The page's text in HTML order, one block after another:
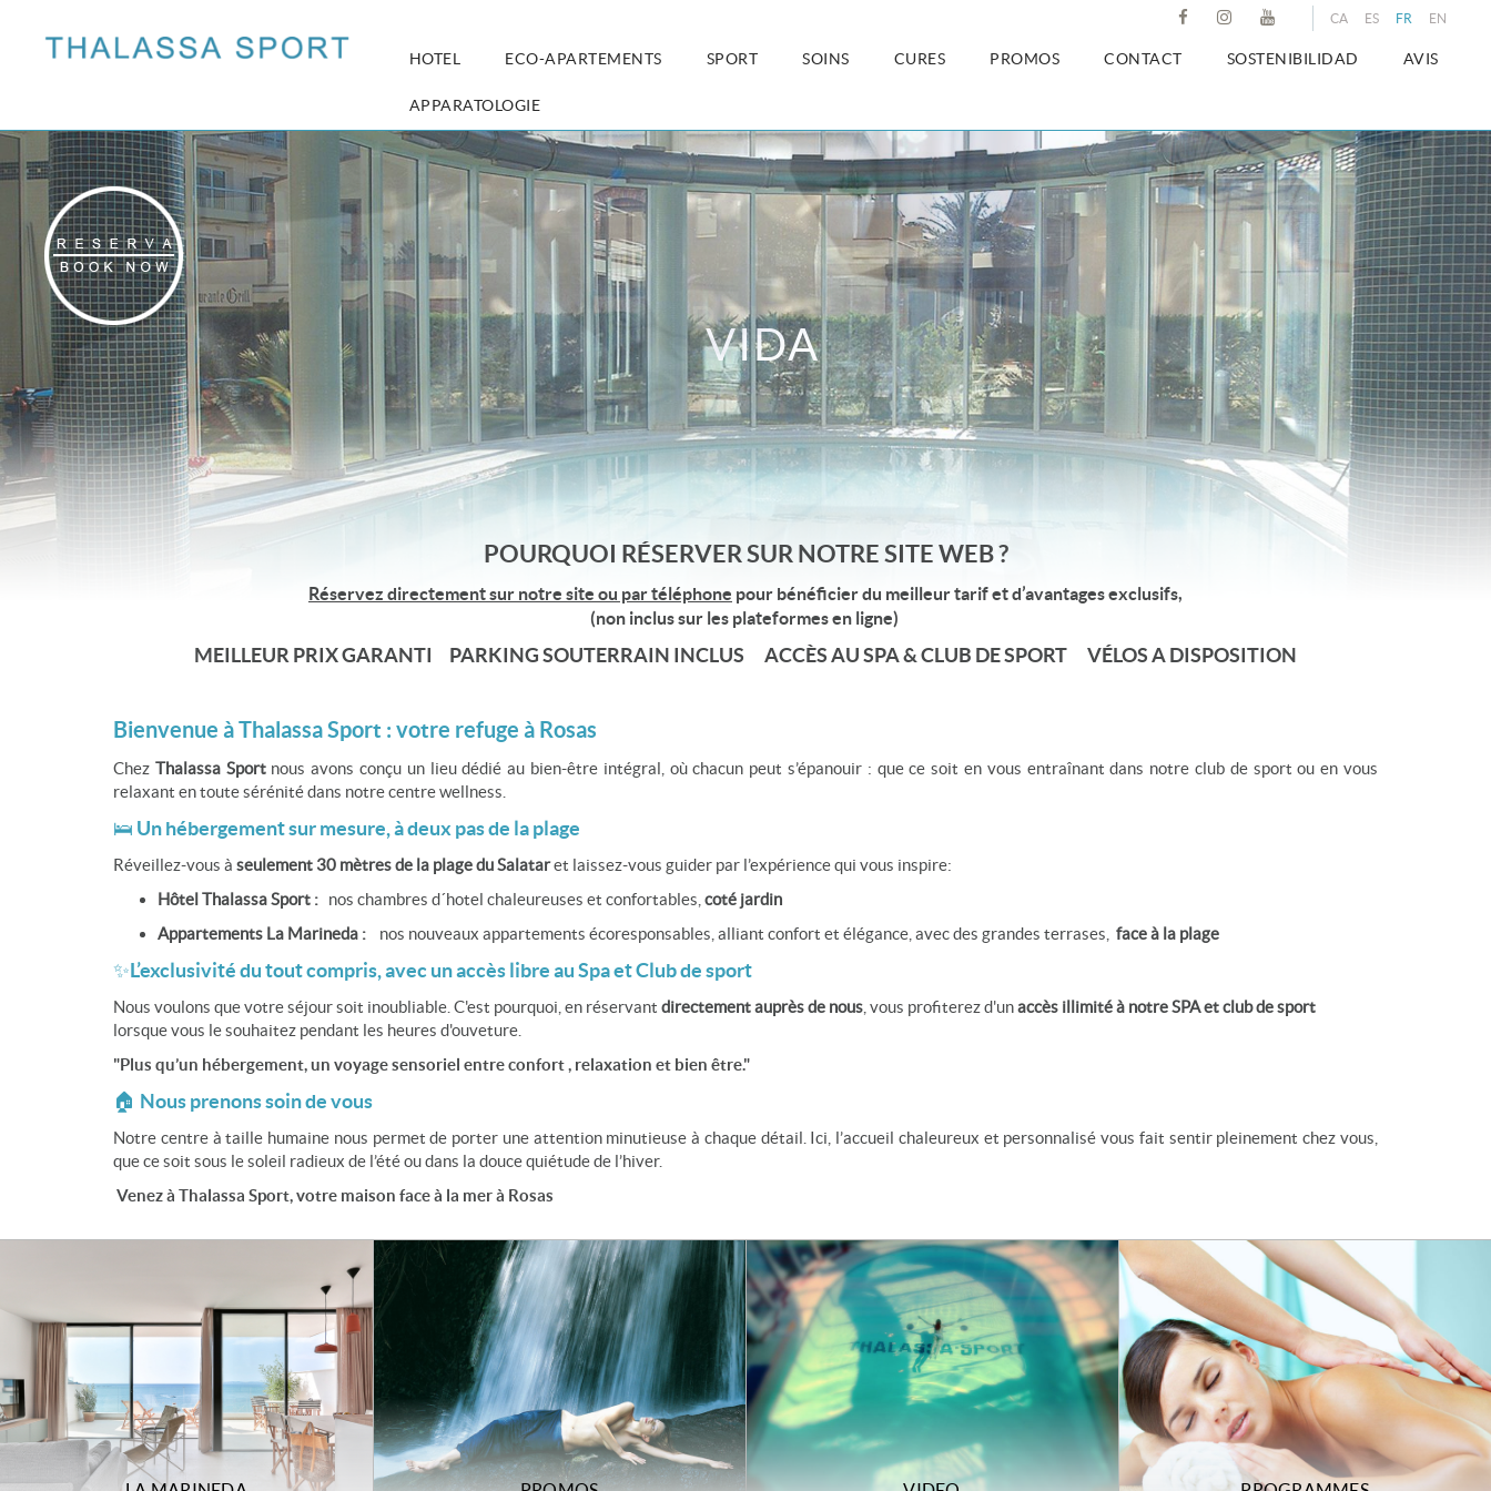
CA ES FR EN
HOTEL ECO-APARTEMENTS SPORT SOINS CURES PROMOS CONTACT SOSTENIBILIDAD AVIS
APPARATOLOGIE
VIDA
RELAX
POURQUOI RÉSERVER SUR NOTRE SITE WEB ?
Réservez directement sur notre site ou par téléphone pour bénéficier du meilleur tarif et d’avantages exclusifs,
(non inclus sur les plateformes en ligne)
MEILLEUR PRIX GARANTI PARKING SOUTERRAIN INCLUS ACCÈS AU SPA & CLUB DE SPORT VÉLOS A DISPOSITION
Bienvenue à Thalassa Sport : votre refuge à Rosas
Chez Thalassa Sport nous avons conçu un lieu dédié au bien-être intégral, où chacun peut s’épanouir : que ce soit en vous entraînant dans notre club de sport ou en vous
relaxant en toute sérénité dans notre centre wellness.
🛌 Un hébergement sur mesure, à deux pas de la plage
Réveillez-vous à seulement 30 mètres de la plage du Salataret laissez-vous guider par l’expérience qui vous inspire:
Hôtel Thalassa Sport : nos chambres d´hotel chaleureuses et confortables, coté jardin
Appartements La Marineda : nos nouveaux appartements écoresponsables, alliant confort et élégance, avec des grandes terrases, face à la plage
✨L’exclusivité du tout compris, avec un accès libre au Spa et Club de sport
Nous voulons que votre séjour soit inoubliable. C'est pourquoi, en réservant directement auprès de nous , vous profiterez d'unaccès illimité à notre SPA et club de sport
lorsque vous le souhaitez pendant les heures d'ouveture.
"Plus qu’un hébergement, un voyage sensoriel entre confort , relaxation et bien être."
🏠 Nous prenons soin de vous
Notre centre à taille humaine nous permet de porter une attention minutieuse à chaque détail. Ici, l’accueil chaleureux et personnalisé vous fait sentir pleinement chez vous,
que ce soit sous le soleil radieux de l’été ou dans la douce quiétude de l’hiver.
Venez à Thalassa Sport, votre maison face à la mer à Rosas